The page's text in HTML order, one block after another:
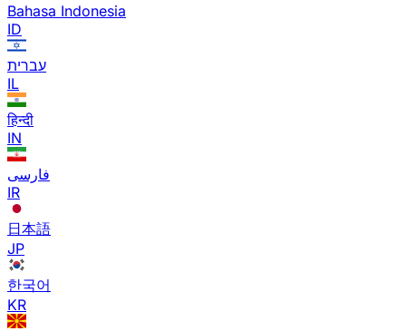
Bahasa Indonesia
ID
עברית
IL
हिन्दी
IN
فارسی
IR
日本語
JP
한국어
KR